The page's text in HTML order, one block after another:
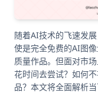
随着AI技术的飞速发
使是完全免费的AI图
质量作品。但面对市
花时间去尝试？如何
品？本文将全面解析